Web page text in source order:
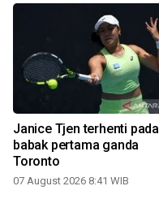
Janice Tjen terhenti pada
babak pertama ganda
Toronto
07 August 2026 8:41 WIB